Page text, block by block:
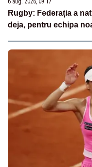
6 aug. 2026, 09:17
Rugby: Federația a
deja, pentru echipa